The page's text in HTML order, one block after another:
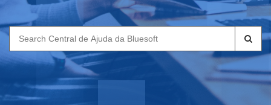
Search
for: